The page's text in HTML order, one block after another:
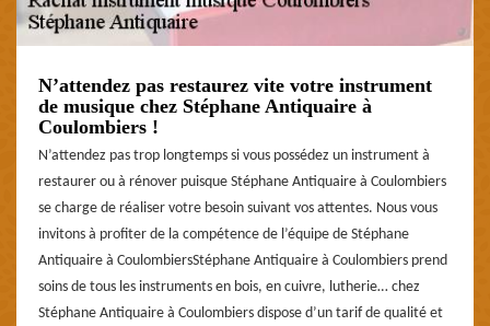
N’attendez pas restaurez vite votre instrument
de musique chez Stéphane Antiquaire à
Coulombiers !
N’attendez pas trop longtemps si vous possédez un instrument à
restaurer ou à rénover puisque Stéphane Antiquaire à Coulombiers
se charge de réaliser votre besoin suivant vos attentes. Nous vous
invitons à profiter de la compétence de l’équipe de Stéphane
Antiquaire à CoulombiersStéphane Antiquaire à Coulombiers prend
soins de tous les instruments en bois, en cuivre, lutherie… chez
Stéphane Antiquaire à Coulombiers dispose d’un tarif de qualité et